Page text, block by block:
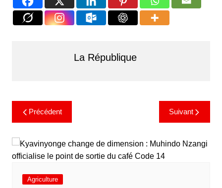
La République
Précédent Suivant
Agriculture